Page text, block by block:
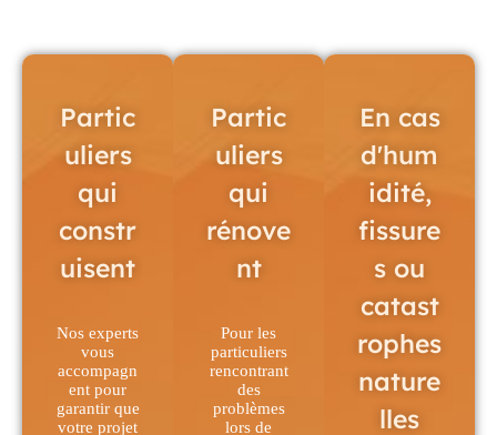
Partic
uliers
qui
constr
uisent
Nos experts
vous
accompagn
ent pour
garantir que
votre projet
Partic
uliers
qui
rénove
nt
Pour les
particuliers
rencontrant
des
problèmes
lors de
En cas
d'hum
idité,
fissure
s ou
catast
rophes
nature
lles